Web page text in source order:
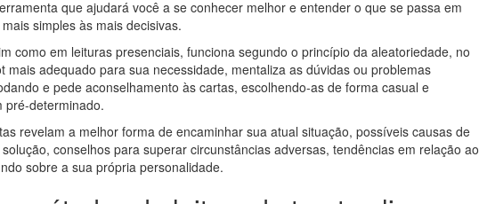
que ajudará você a se conhecer melhor e entender o que se passa em
simples às mais decisivas.
como em leituras presenciais, funciona segundo o princípio da aleatoriedade, no
mais adequado para sua necessidade, mentaliza as dúvidas ou problemas
e pede aconselhamento às cartas, escolhendo-as de forma casual e
pré-determinado.
revelam a melhor forma de encaminhar sua atual situação, possíveis causas de
conselhos para superar circunstâncias adversas, tendências em relação ao
sobre a sua própria personalidade.